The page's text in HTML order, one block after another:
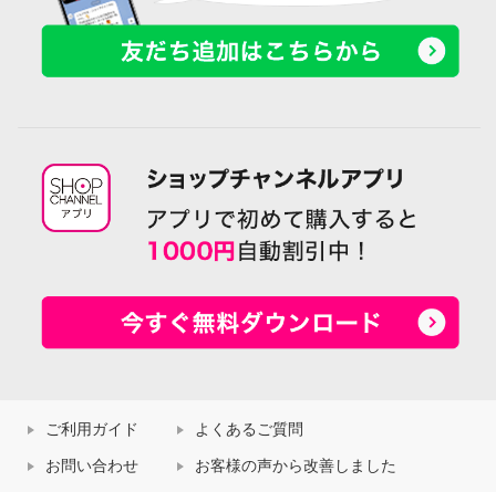
ご利用ガイド よくあるご質問
お問い合わせ お客様の声から改善しました